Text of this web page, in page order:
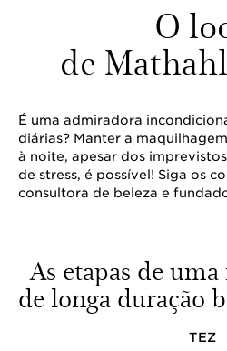
O
de
É uma admiradora
diárias? Manter a
à noite, apesar dos
de stress, é possível! Siga os
consultora de beleza e
As etapas de
de longa duração
TEZ